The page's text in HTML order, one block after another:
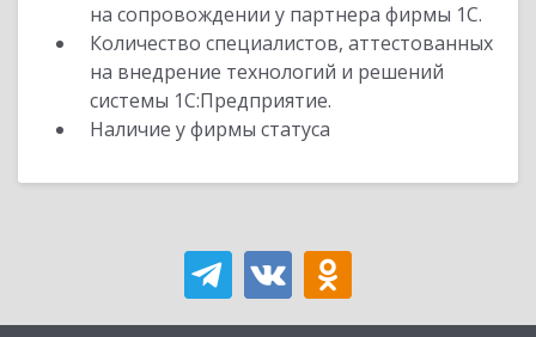
на сопровождении у партнера фирмы 1С.
Количество специалистов, аттестованных
на внедрение технологий и решений
системы 1С:Предприятие.
Наличие у фирмы статуса